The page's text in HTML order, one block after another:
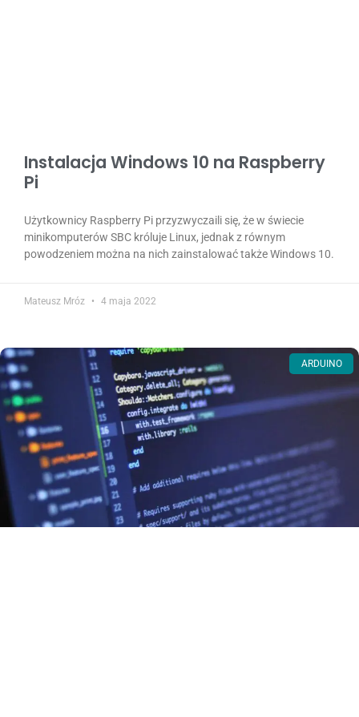
Instalacja Windows 10 na Raspberry
Pi
Użytkownicy Raspberry Pi przyzwyczaili się, że w świecie
minikomputerów SBC króluje Linux, jednak z równym
powodzeniem można na nich zainstalować także Windows 10.
Mateusz Mróz 4 maja 2022
ARDUINO